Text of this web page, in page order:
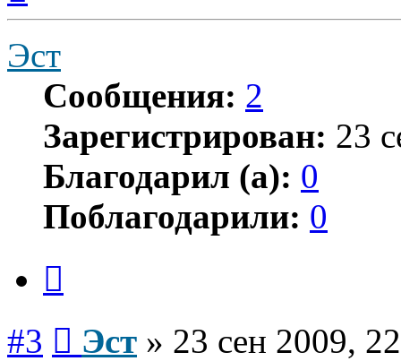
началу
Эст
Сообщения: 2
Зарегистрирован: 23
Благодарил (а): 0
Поблагодарили: 0
#3 Эст » 23 сен 2009,